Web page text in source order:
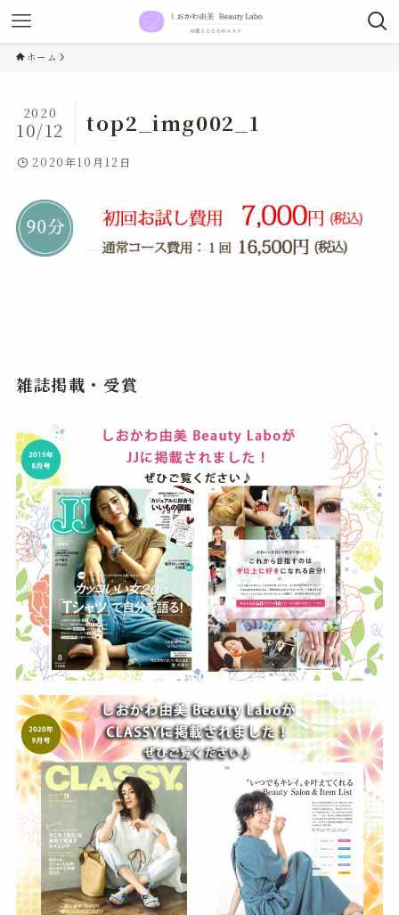
ホーム
top2_img002_1
2020
10/12
2020年10月12日
雑誌掲載・受賞